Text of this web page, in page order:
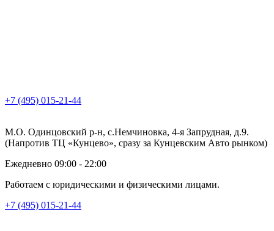
+7 (495) 015-21-44
М.О. Одинцовский р-н, с.Немчиновка, 4-я Запрудная, д.9.
(Напротив ТЦ «Кунцево», сразу за Кунцевским Авто рынком)
Ежедневно 09:00 - 22:00
Работаем с юридическими и физическими лицами.
+7 (495) 015-21-44